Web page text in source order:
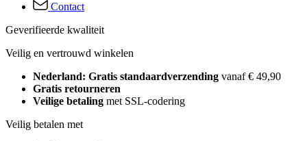
Contact
Geverifieerde kwaliteit
Veilig en vertrouwd winkelen
Nederland: Gratis standaardverzending vanaf € 49,90
Gratis retourneren
Veilige betaling met SSL-codering
Veilig betalen met